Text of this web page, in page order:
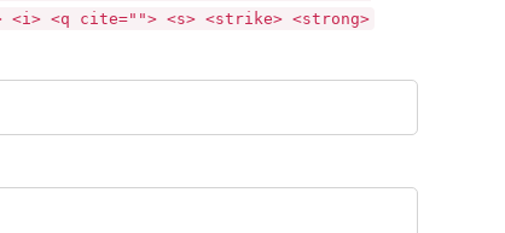
<i> <q cite=""> <s> <strike> <strong>